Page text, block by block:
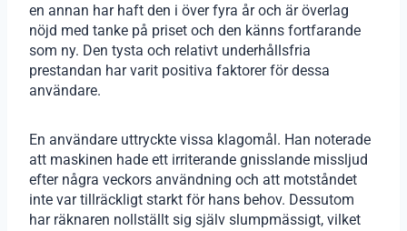
en annan har haft den i över fyra år och är överlag
nöjd med tanke på priset och den känns fortfarande
som ny. Den tysta och relativt underhållsfria
prestandan har varit positiva faktorer för dessa
användare.
En användare uttryckte vissa klagomål. Han noterade
att maskinen hade ett irriterande gnisslande missljud
efter några veckors användning och att motståndet
inte var tillräckligt starkt för hans behov. Dessutom
har räknaren nollställt sig själv slumpmässigt, vilket